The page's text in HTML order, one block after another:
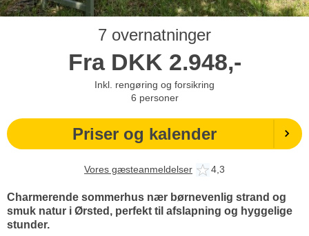
7 overnatninger
Fra DKK 2.948,-
Inkl. rengøring og forsikring
6 personer
Priser og kalender
Vores gæsteanmeldelser 4,3
Charmerende sommerhus nær børnevenlig strand og
smuk natur i Ørsted, perfekt til afslapning og hyggelige
stunder.